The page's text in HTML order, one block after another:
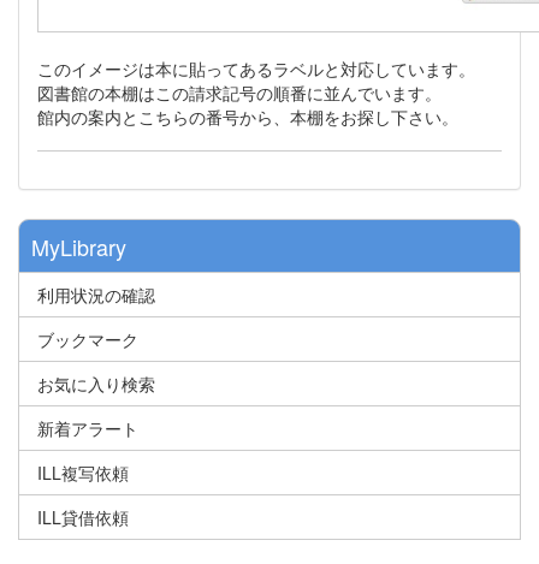
このイメージは本に貼ってあるラベルと対応しています。
図書館の本棚はこの請求記号の順番に並んでいます。
館内の案内とこちらの番号から、本棚をお探し下さい。
MyLibrary
利用状況の確認
ブックマーク
お気に入り検索
新着アラート
ILL複写依頼
ILL貸借依頼